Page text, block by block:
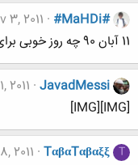
#MaHDi#
3, 2011
11 آبان 90 چه روز خوبی برای من بود!
JavadMessi
2011
[IMG][IMG]
T
TαβαTαβαξξ
2011